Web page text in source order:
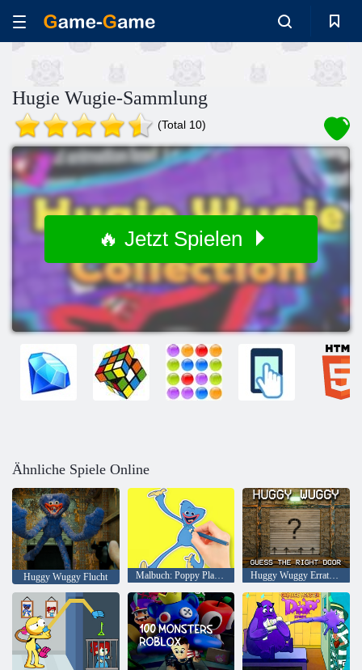
Hugie Wugie-Sammlung
(Total 10)
🔥 Jetzt Spielen
Ähnliche Spiele Online
Huggy Wuggy Flucht Malbuch: Poppy Playtime Huggy Wuggy Errate die richtige Tür